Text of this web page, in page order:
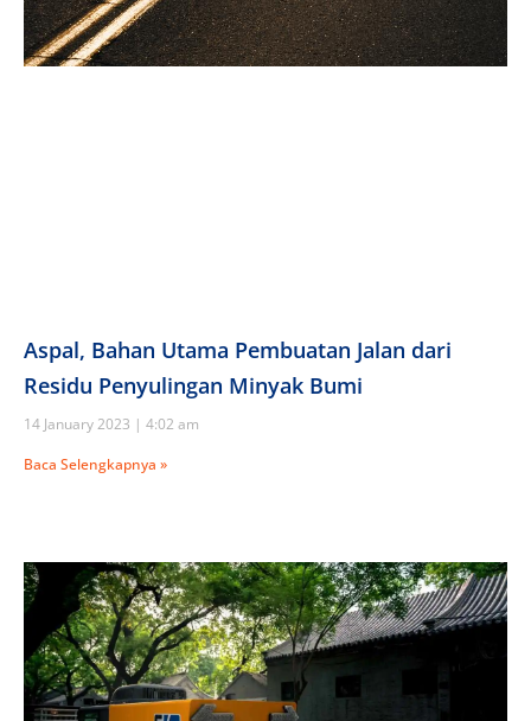
Aspal, Bahan Utama Pembuatan Jalan dari
Residu Penyulingan Minyak Bumi
14 January 2023
4:02 am
Baca Selengkapnya »